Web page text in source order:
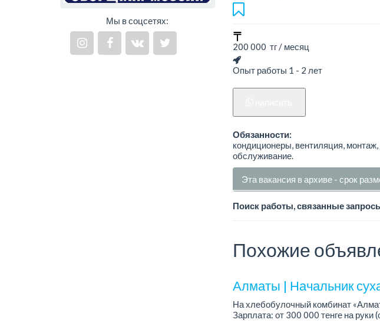
Мы в соцсетях:
200 000 тг / месяц
Опыт работы 1 - 2 лет
Обязанности:
кондиционеры, вентиляция,
обслуживание.
Эта вакансия в архиве - срок
Поиск работы, связанные
Похожие
Алматы | Начальник
На хлебобулочный комбинат
Зарплата: от 300 000 тенге на руки